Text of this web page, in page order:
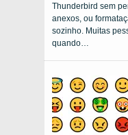
Thunderbird sem
anexos, ou
sozinho. Muitas
quando…